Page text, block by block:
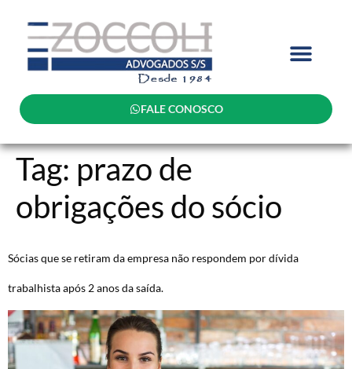
FALE CONOSCO
Tag: prazo de
obrigações do sócio
Sócias que se retiram da empresa não respondem por dívida
trabalhista após 2 anos da saída.